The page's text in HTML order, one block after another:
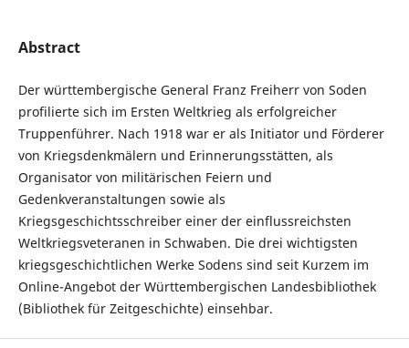
Abstract
Der württembergische General Franz Freiherr von Soden
profilierte sich im Ersten Weltkrieg als erfolgreicher
Truppenführer. Nach 1918 war er als Initiator und Förderer
von Kriegsdenkmälern und Erinnerungsstätten, als
Organisator von militärischen Feiern und
Gedenkveranstaltungen sowie als
Kriegsgeschichtsschreiber einer der einflussreichsten
Weltkriegsveteranen in Schwaben. Die drei wichtigsten
kriegsgeschichtlichen Werke Sodens sind seit Kurzem im
Online-Angebot der Württembergischen Landesbibliothek
(Bibliothek für Zeitgeschichte) einsehbar.